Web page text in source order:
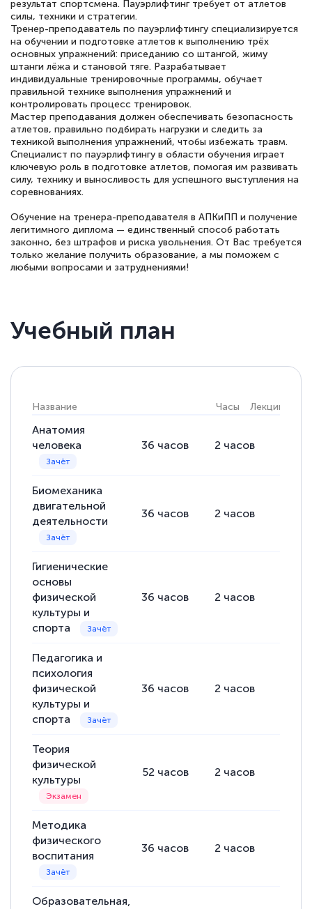
результат спортсмена. Пауэрлифтинг требует от атлетов
силы, техники и стратегии.
Тренер-преподаватель по пауэрлифтингу специализируется
на обучении и подготовке атлетов к выполнению трёх
основных упражнений: приседанию со штангой, жиму
штанги лёжа и становой тяге. Разрабатывает
индивидуальные тренировочные программы, обучает
правильной технике выполнения упражнений и
контролировать процесс тренировок.
Мастер преподавания должен обеспечивать безопасность
атлетов, правильно подбирать нагрузки и следить за
техникой выполнения упражнений, чтобы избежать травм.
Специалист по пауэрлифтингу в области обучения играет
ключевую роль в подготовке атлетов, помогая им развивать
силу, технику и выносливость для успешного выступления на
соревнованиях.
Обучение на тренера-преподавателя в АПКиПП и получение
легитимного диплома — единственный способ работать
законно, без штрафов и риска увольнения. От Вас требуется
только желание получить образование, а мы поможем с
любыми вопросами и затруднениями!
Учебный план
Название Часы Лекции
Анатомия
человека
36 часов 2 часов
Биомеханика
двигательной
деятельности
36 часов 2 часов
Гигиенические
основы
физической
культуры и
спорта
36 часов 2 часов
Педагогика и
психология
физической
культуры и
спорта
36 часов 2 часов
Теория
физической
культуры
52 часов 2 часов
Методика
физического
воспитания
36 часов 2 часов
Образовательная,